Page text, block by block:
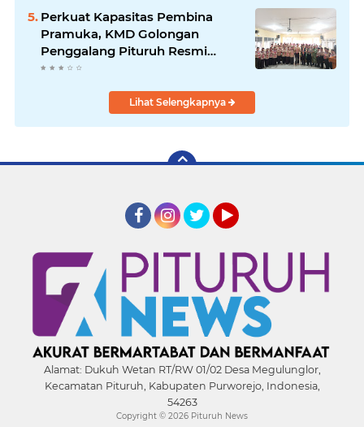
Perkuat Kapasitas Pembina
Pramuka, KMD Golongan
Penggalang Pituruh Resmi
Dimulai
Lihat Selengkapnya
Alamat: Dukuh Wetan RT/RW 01/02 Desa Megulunglor,
Kecamatan Pituruh, Kabupaten Purworejo, Indonesia,
54263
Copyright © 2026 Pituruh News